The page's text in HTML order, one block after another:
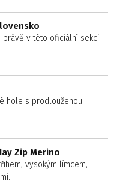
právě v této oficiální sekci
hole s prodlouženou
Zip Merino
vysokým límcem,